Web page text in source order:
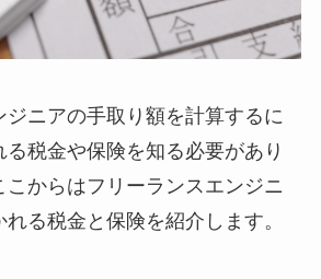
ジニアの手取り額を計算するに
税金や保険を知る必要があり
こからはフリーランスエンジニ
る税金と保険を紹介します。